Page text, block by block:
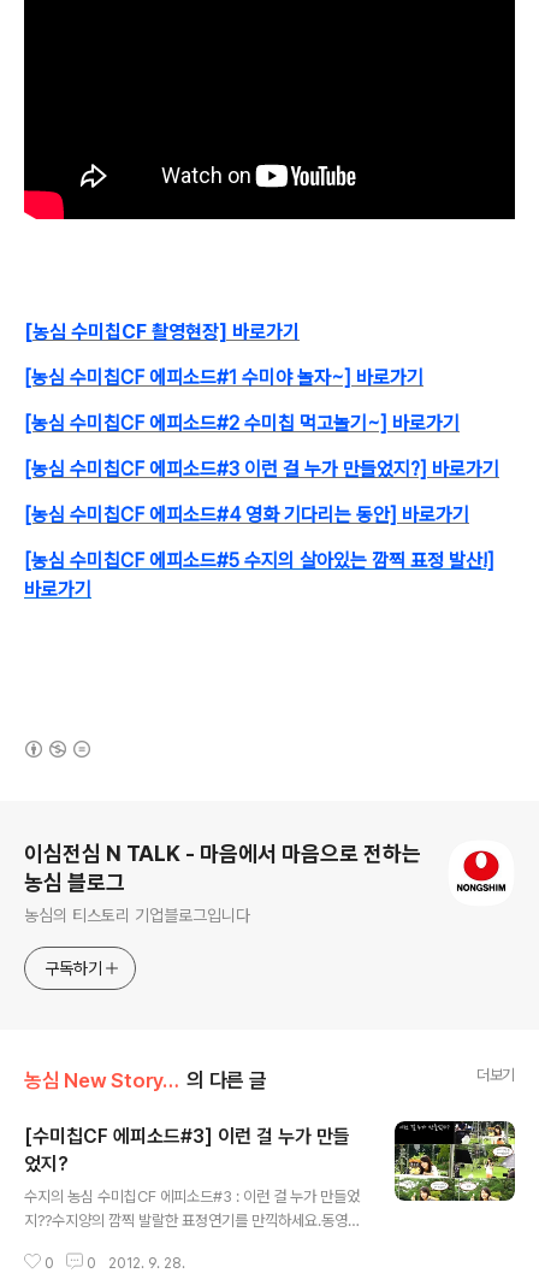
[농심 수미칩CF 촬영현장] 바로가기
[농심 수미칩CF 에피소드#1 수미야 놀자~] 바로가기
[농심 수미칩CF 에피소드#2 수미칩 먹고놀기~] 바로가기
[농심 수미칩CF 에피소드#3 이런 걸 누가 만들었지?] 바로가기
[농심 수미칩CF 에피소드#4 영화 기다리는 동안] 바로가기
[농심 수미칩CF 에피소드#5 수지의 살아있는 깜찍 표정 발산!]
바로가기
이심전심 N TALK - 마음에서 마음으로 전하는
농심 블로그
농심의 티스토리 기업블로그입니다
구독하기
농심 New Story/Inside N 의 다른 글 더보기
[수미칩CF 에피소드#3] 이런 걸 누가 만들
었지?
수지의 농심 수미칩CF 에피소드#3 : 이런 걸 누가 만들었
지??수지양의 깜찍 발랄한 표정연기를 만끽하세요.동영상
누가 만들었지?""농심~" [농심 수미칩CF 촬영현장] 바로
0 0 2012. 9. 28.